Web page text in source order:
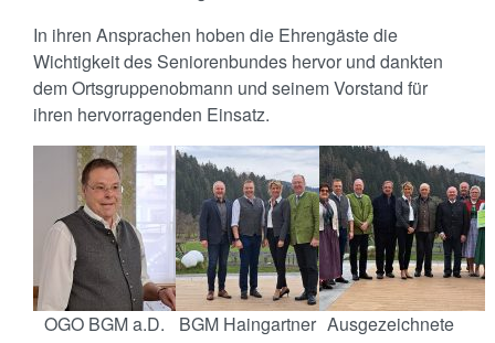
In ihren Ansprachen hoben die Ehrengäste die
Wichtigkeit des Seniorenbundes hervor und dankten
dem Ortsgruppenobmann und seinem Vorstand für
ihren hervorragenden Einsatz.
OGO BGM a.D.
BGM Haingartner Ausgezeichnete